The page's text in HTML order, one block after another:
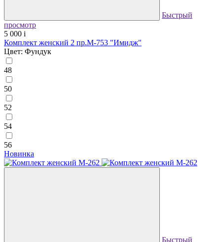
Быстрый
просмотр
5 000 i
Комплект женский 2 пр.М-753 "Имидж"
Цвет: Фундук
48
50
52
54
56
Новинка
Быстрый